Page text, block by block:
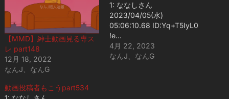
【MMD】紳士動画見る専ス
レ part148
12月 18, 2022
なんJ、なんG
1: ななしさん
2023/04/05(水)
05:06:10.68 ID:Yq+T5IyL0
!e…
4月 22, 2023
なんJ、なんG
動画投稿者もこうpart534